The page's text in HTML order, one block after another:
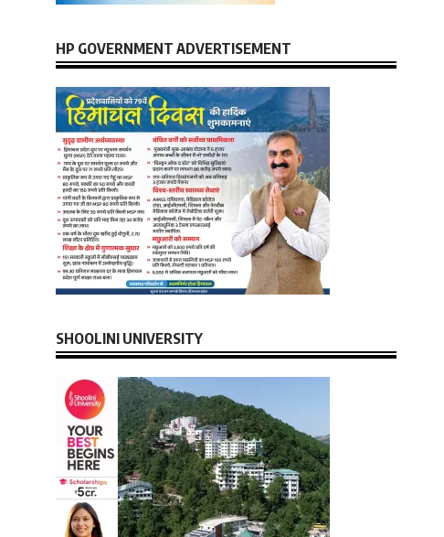
HP GOVERNMENT ADVERTISEMENT
SHOOLINI UNIVERSITY